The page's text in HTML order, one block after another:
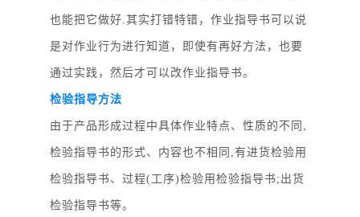
也能把它做好 .其实打错特错，作业指导书可以说
是对作业行为进行知道，即使有再好方法，也要
通过实践，然后才可以改作业指导书。
检验指导方法
由于产品形成过程中具体作业特点、性质的不同
检验指导书的形式、内容也不相同,有进货检验用
检验指导书、过程(工序)检验用检验指导书;出货
检验指导书等。